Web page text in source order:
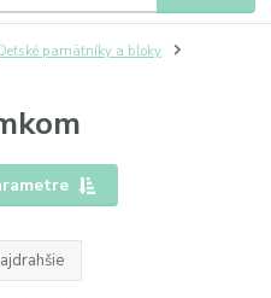
pamätníky a bloky